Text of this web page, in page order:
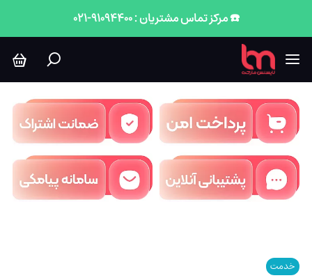
☎️ مرکز تماس مشتریان : 91094400-021
خدمت